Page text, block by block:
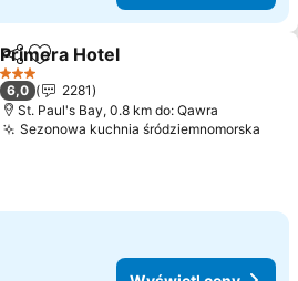
Udostępnij
Dodaj do ulubionych
Primera Hotel
3 Kategoria
6,0
2281
St. Paul's Bay, 0.8 km do: Qawra
Sezonowa kuchnia śródziemnomorska